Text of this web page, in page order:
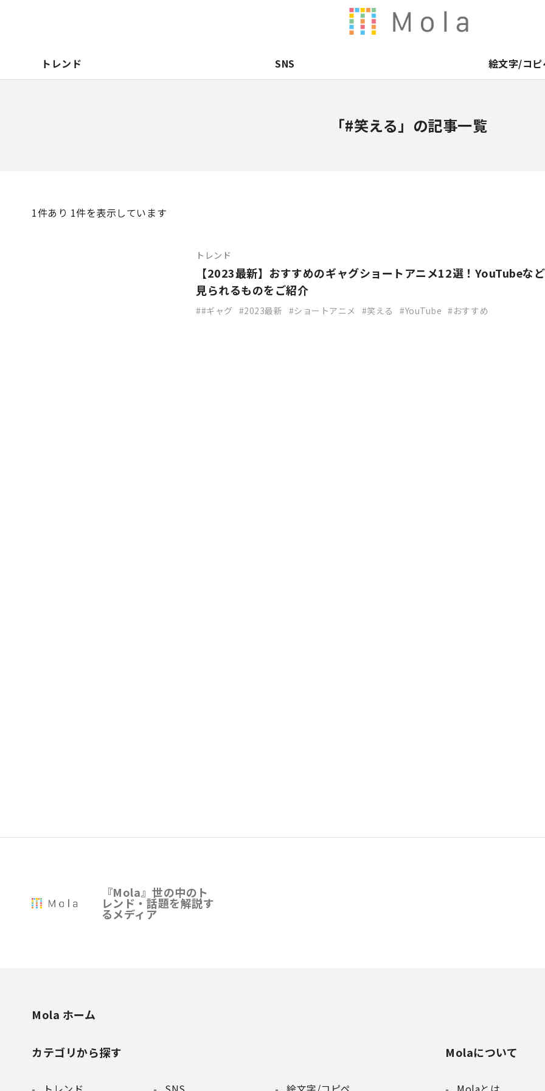
トレンド SNS 絵文字/コピ
「#笑える」の記事一覧
1件あり 1件を表示しています
トレンド
【2023最新】おすすめのギャグショートアニメ12選！YouTubeな
見られるものをご紹介
#ギャグ 2023最新 ショートアニメ 笑える YouTube おすすめ
『Mola』世の中のト
レンド・話題を解説す
るメディア
Mola ホーム
カテゴリから探す Molaについて